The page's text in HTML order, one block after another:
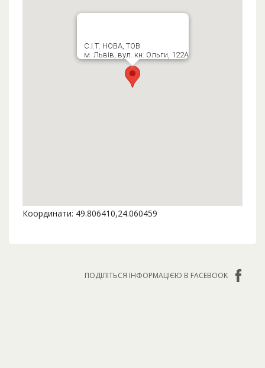
С.І.Т. НОВА, ТОВ
м. Львів, вул. кн. Ольги, 122А
Координати: 49.806410,24.060459
ПОДІЛІТЬСЯ ІНФОРМАЦІЄЮ В FACEBOOK